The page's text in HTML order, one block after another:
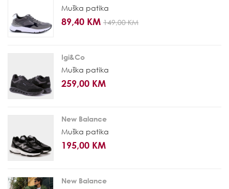
Muška patika
89,40 KM 149,00 KM
Igi&Co
Muška patika
259,00 KM
New Balance
Muška patika
195,00 KM
New Balance